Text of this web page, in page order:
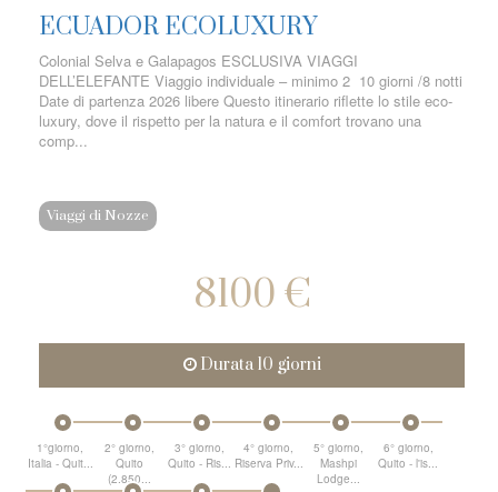
ECUADOR ECOLUXURY
Colonial Selva e Galapagos ESCLUSIVA VIAGGI
DELL’ELEFANTE Viaggio individuale – minimo 2 10 giorni /8 notti
Date di partenza 2026 libere Questo itinerario riflette lo stile eco-
luxury, dove il rispetto per la natura e il comfort trovano una
comp...
Viaggi di Nozze
8100 €
Durata 10 giorni
1°giorno,
Italia - Quit...
2° giorno,
Quito
(2.850...
3° giorno,
Quito - Ris...
4° giorno,
Riserva Priv...
5° giorno,
Mashpi
Lodge...
6° giorno,
Quito - l'is...